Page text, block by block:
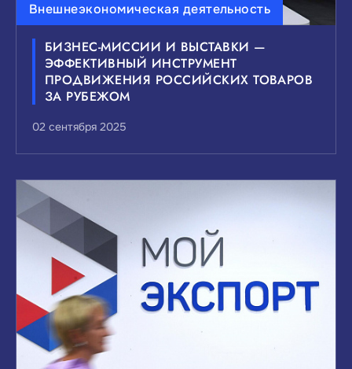
Внешнеэкономическая деятельность
БИЗНЕС-МИССИИ И ВЫСТАВКИ —
ЭФФЕКТИВНЫЙ ИНСТРУМЕНТ
ПРОДВИЖЕНИЯ РОССИЙСКИХ ТОВАРОВ
ЗА РУБЕЖОМ
02 сентября 2025